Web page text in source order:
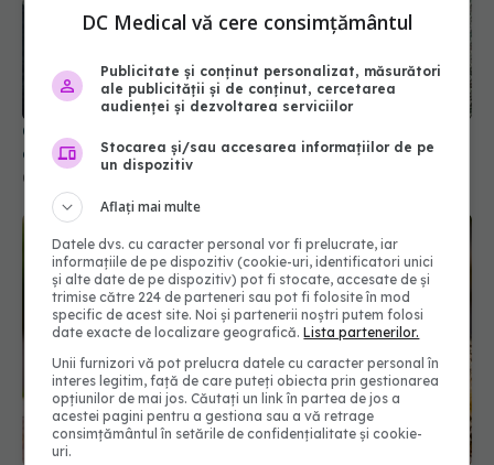
Ce sunt striațiile albe de pe pieptul de pui. Cum
alegi carnea de calitate
05 apr 2025, 22:25
DC Medical vă cere consimțământul
Publicitate și conținut personalizat, măsurători
ale publicității și de conținut, cercetarea
audienței și dezvoltarea serviciilor
Stocarea și/sau accesarea informațiilor de pe
un dispozitiv
Aflați mai multe
Datele dvs. cu caracter personal vor fi prelucrate, iar
informațiile de pe dispozitiv (cookie-uri, identificatori unici
și alte date de pe dispozitiv) pot fi stocate, accesate de și
trimise către 224 de parteneri sau pot fi folosite în mod
specific de acest site. Noi și partenerii noștri putem folosi
date exacte de localizare geografică.Lista partenerilor.
Unii furnizori vă pot prelucra datele cu caracter personal în
interes legitim, față de care puteți obiecta prin gestionarea
opțiunilor de mai jos. Căutați un link în partea de jos a
acestei pagini pentru a gestiona sau a vă retrage
consimțământul în setările de confidențialitate și cookie-
uri.